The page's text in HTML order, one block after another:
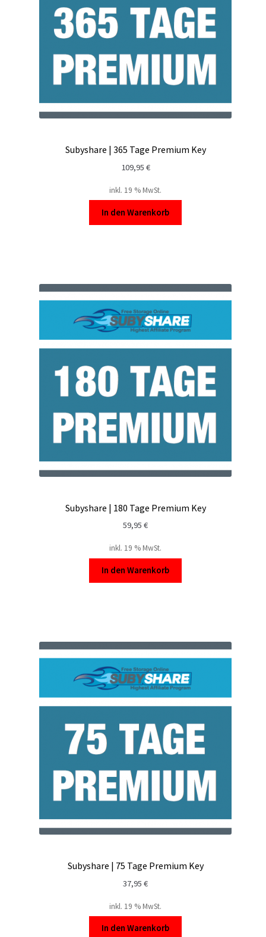
Subyshare | 365 Tage Premium Key
109,95 €
inkl. 19 % MwSt.
In den Warenkorb
Subyshare | 180 Tage Premium Key
59,95 €
inkl. 19 % MwSt.
In den Warenkorb
Subyshare | 75 Tage Premium Key
37,95 €
inkl. 19 % MwSt.
In den Warenkorb